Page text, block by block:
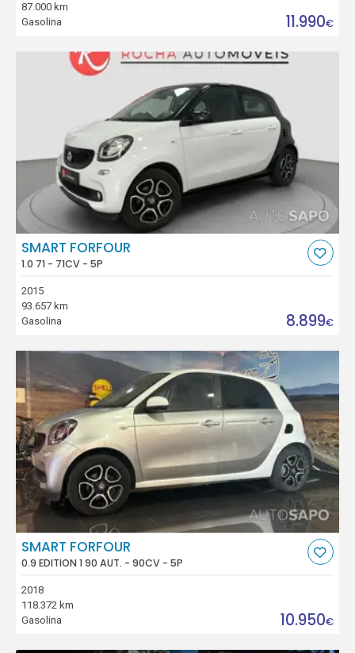
87.000 km
Gasolina
11.990€
SMART FORFOUR
1.0 71 - 71CV - 5P
2015
93.657 km
Gasolina
8.899€
SMART FORFOUR
0.9 EDITION 1 90 AUT. - 90CV - 5P
2018
118.372 km
Gasolina
10.950€